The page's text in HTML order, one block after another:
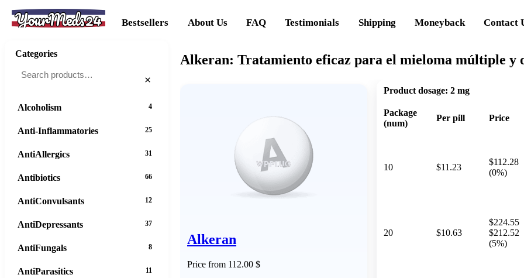
YourMeds24 Bestsellers About Us FAQ Testimonials Shipping Moneyback Contact
Alkeran: Tratamiento eficaz para el mieloma múltiple y
Alkeran
Price from 112.00 $
Product dosage: 2 mg
Package
(num)
Per pill Price
10 $11.23
$112.28
(0%)
20 $10.63
$224.55
$212.52
(5%)
Categories
×
Alcoholism 4
Anti-Inflammatories 25
AntiAllergics 31
Antibiotics 66
AntiConvulsants 12
AntiDepressants 37
AntiFungals 8
AntiParasitics 11